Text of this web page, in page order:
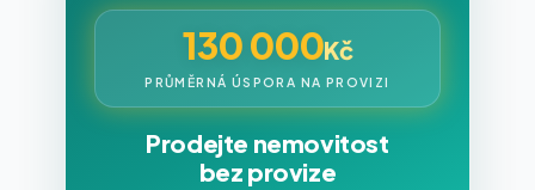
130 000Kč
PRŮMĚRNÁ ÚSPORA NA PROVIZI
Prodejte nemovitost
bez provize